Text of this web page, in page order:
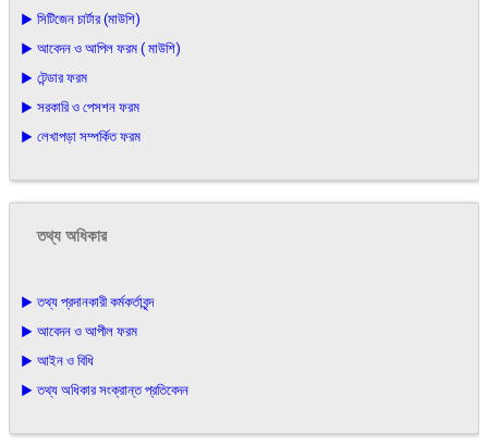
▶ সিটিজেন চার্টার (মাউশি)
▶ আবেদন ও আপিল ফরম ( মাউশি)
▶ টেন্ডার ফরম
▶ সরকারি ও পেসশন ফরম
▶ লেখাপড়া সম্পর্কিত ফরম
তথ্য অধিকার
▶ তথ্য প্রদানকারী কর্মকর্তাবৃন্দ
▶ আবেদন ও আপীল ফরম
▶ আইন ও বিধি
▶ তথ্য অধিকার সংক্রান্ত প্রতিবেদন